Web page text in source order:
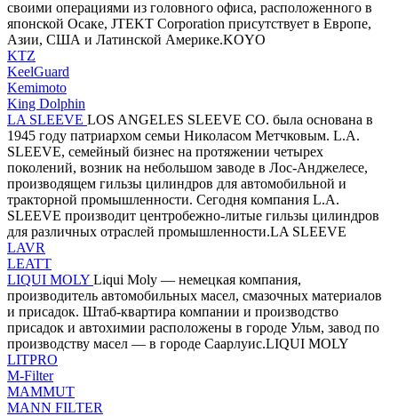
своими операциями из головного офиса, расположенного в
японской Осаке, JTEKT Corporation присутствует в Европе,
Азии, США и Латинской Америке.KOYO
KTZ
KeelGuard
Kemimoto
King Dolphin
LA SLEEVE LOS ANGELES SLEEVE CO. была основана в
1945 году патриархом семьи Николасом Метчковым. L.A.
SLEEVE, семейный бизнес на протяжении четырех
поколений, возник на небольшом заводе в Лос-Анджелесе,
производящем гильзы цилиндров для автомобильной и
тракторной промышленности. Сегодня компания L.A.
SLEEVE производит центробежно-литые гильзы цилиндров
для различных отраслей промышленности.LA SLEEVE
LAVR
LEATT
LIQUI MOLY Liqui Moly — немецкая компания,
производитель автомобильных масел, смазочных материалов
и присадок. Штаб-квартира компании и производство
присадок и автохимии расположены в городе Ульм, завод по
производству масел — в городе Саарлуис.LIQUI MOLY
LITPRO
M-Filter
MAMMUT
MANN FILTER